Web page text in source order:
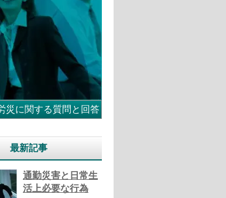
災に関する質問と回答
最新記事
通勤災害と日常生
活上必要な行為